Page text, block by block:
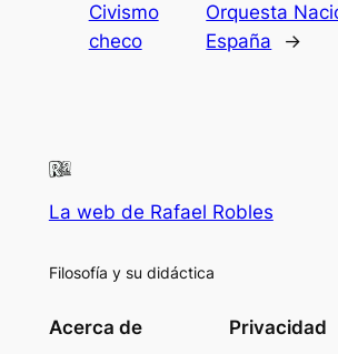
Civismo
checo
Orquesta
España
→
La web de Rafael Robles
Filosofía y su didáctica
Acerca de Privacidad